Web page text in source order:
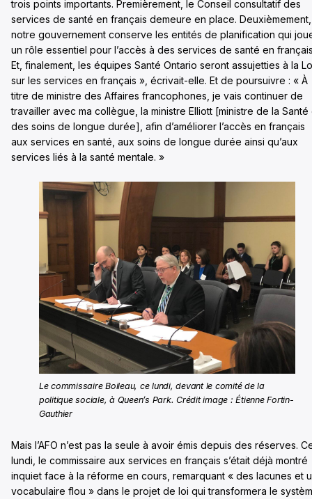
trois points importants. Premièrement, le Conseil consultatif des
services de santé en français demeure en place. Deuxièmement,
notre gouvernement conserve les entités de planification qui
un rôle essentiel pour l’accès à des services de santé en
Et, finalement, les équipes Santé Ontario seront assujetties à la
sur les services en français », écrivait-elle. Et de poursuivre : « À
titre de ministre des Affaires francophones, je vais continuer de
travailler avec ma collègue, la ministre Elliott [ministre de la Santé
des soins de longue durée], afin d’améliorer l’accès en français
aux services en santé, aux soins de longue durée ainsi qu’aux
services liés à la santé mentale. »
Le commissaire Boileau, ce lundi, devant le comité de la
politique sociale, à Queen’s Park. Crédit image : Étienne Fortin-
Gauthier
Mais l’AFO n’est pas la seule à avoir émis depuis des réserves.
lundi, le commissaire aux services en français s’était déjà montré
inquiet face à la réforme en cours, remarquant « des lacunes et
vocabulaire flou » dans le projet de loi qui transformera le